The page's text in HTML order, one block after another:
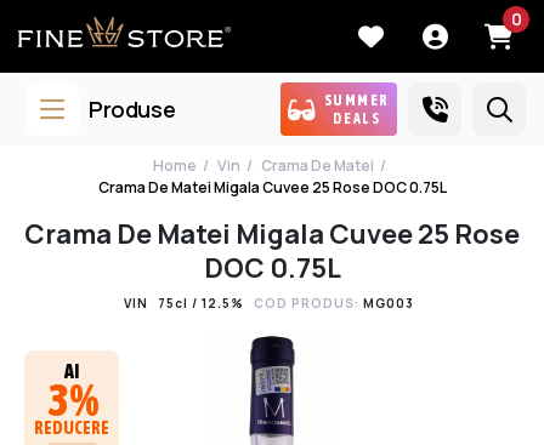
0
Produse
SUMMER
DEALS
Home Vin
Crama De Matei
Crama De Matei Migala Cuvee 25 Rose DOC 0.75L
Crama De Matei Migala Cuvee 25 Rose
DOC 0.75L
VIN 75cl / 12.5% COD PRODUS: MG003
AI
3%
REDUCERE